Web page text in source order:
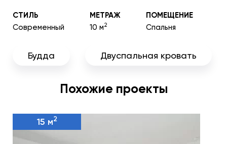
СТИЛЬ
Современный
МЕТРАЖ
10 м2
ПОМЕЩЕНИЕ
Спальня
Будда Двуспальная кровать
Похожие проекты
15 м2